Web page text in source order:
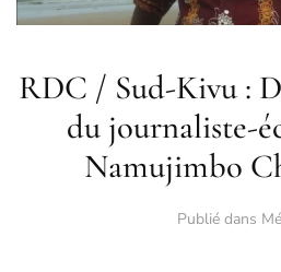
RDC / Sud-Kivu :
du journaliste-
Namujimbo
Publié dans